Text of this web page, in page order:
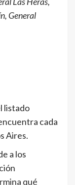
General
listado
cada
Aires.
a los
qué